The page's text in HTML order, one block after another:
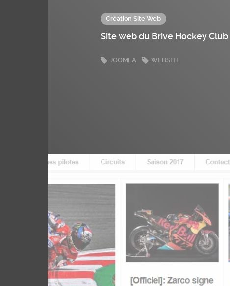
Création Site Web
Site web du Brive Hockey Club
JOOMLA WEBSITE